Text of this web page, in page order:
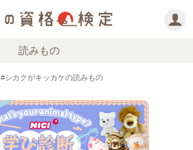
読みもの
#シカクがキッカケの読みもの